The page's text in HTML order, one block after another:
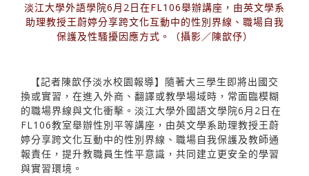
淡江大學外語學院6月2日在FL106舉辦講座，由英文學系
助理教授王蔚婷分享跨文化互動中的性別界線、職場自我
保護及性騷擾因應方式。（攝影／陳歆伃）
【記者陳歆伃淡水校園報導】隨著大三學生即將出國交
換或實習，在進入外商、翻譯或教學場域時，常面臨模糊
的職場界線與文化衝擊。淡江大學外國語文學院6月2日在
FL106教室舉辦性別平等講座，由英文學系助理教授王蔚
婷分享跨文化互動中的性別界線、職場自我保護及教師通
報責任，提升教職員生性平意識，共同建立更安全的學習
與實習環境。